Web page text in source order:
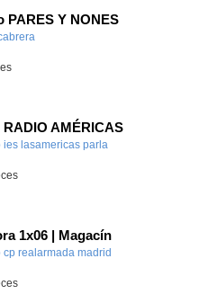
PARES Y NONES
AMÉRICAS
ies lasamericas parla
1x06 | Magacín
cp realarmada madrid